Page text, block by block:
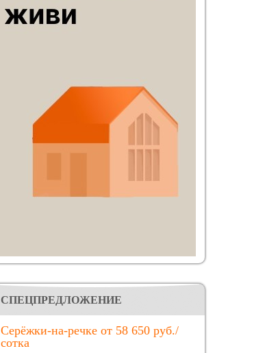
CПЕЦПРЕДЛОЖЕНИЕ
Серёжки-на-речке от 58 650 руб./
сотка